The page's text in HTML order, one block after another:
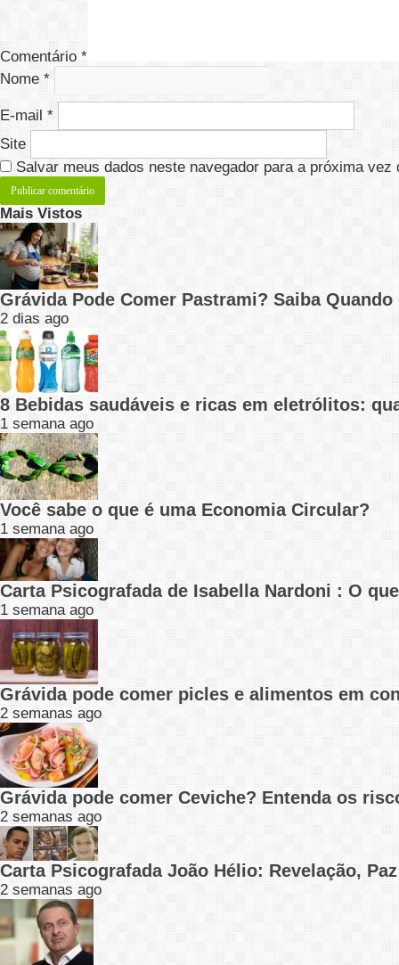
Comentário *
Nome *
E-mail *
Site
Salvar meus dados neste navegador para a próxima vez
Mais Vistos
Grávida Pode Comer Pastrami? Saiba
2 dias ago
8 Bebidas saudáveis e ricas em eletrólitos:
1 semana ago
Você sabe o que é uma Economia Circular?
1 semana ago
Carta Psicografada de Isabella Nardoni : O
1 semana ago
Grávida pode comer picles e alimentos em
2 semanas ago
Grávida pode comer Ceviche? Entenda os
2 semanas ago
Carta Psicografada João Hélio: Revelação,
2 semanas ago